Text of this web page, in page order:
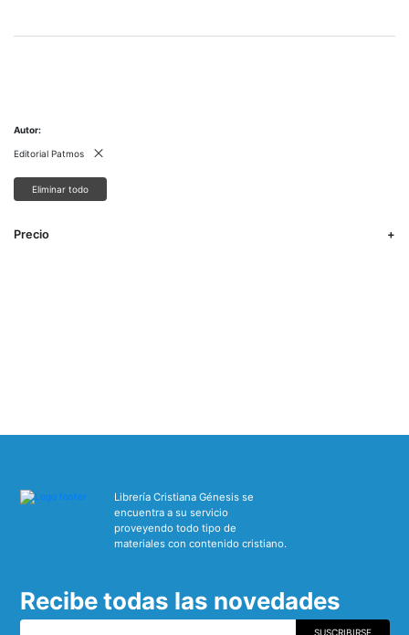
Autor
Editorial Patmos
Eliminar todo
Precio
Librería Cristiana Génesis se
encuentra a su servicio
proveyendo todo tipo de
materiales con contenido cristiano.
Recibe todas las novedades
SUSCRIBIRSE